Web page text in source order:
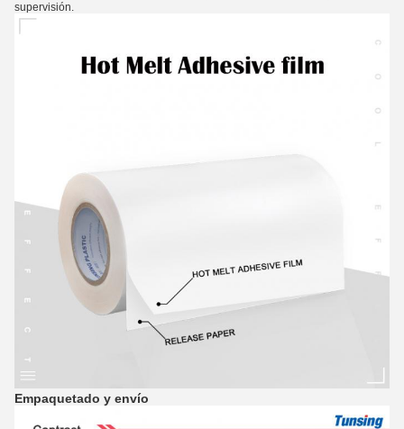
supervisión.
Empaquetado y envío